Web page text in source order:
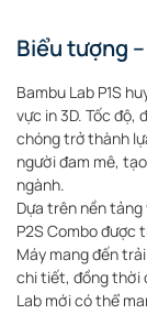
Biểu tượng
Bambu Lab P1S
vực in 3D. Tốc độ,
chóng trở thành
người đam mê,
ngành.
Dựa trên nền
P2S Combo được
Máy mang đến
chi tiết, đồng thời
Lab mới có thể